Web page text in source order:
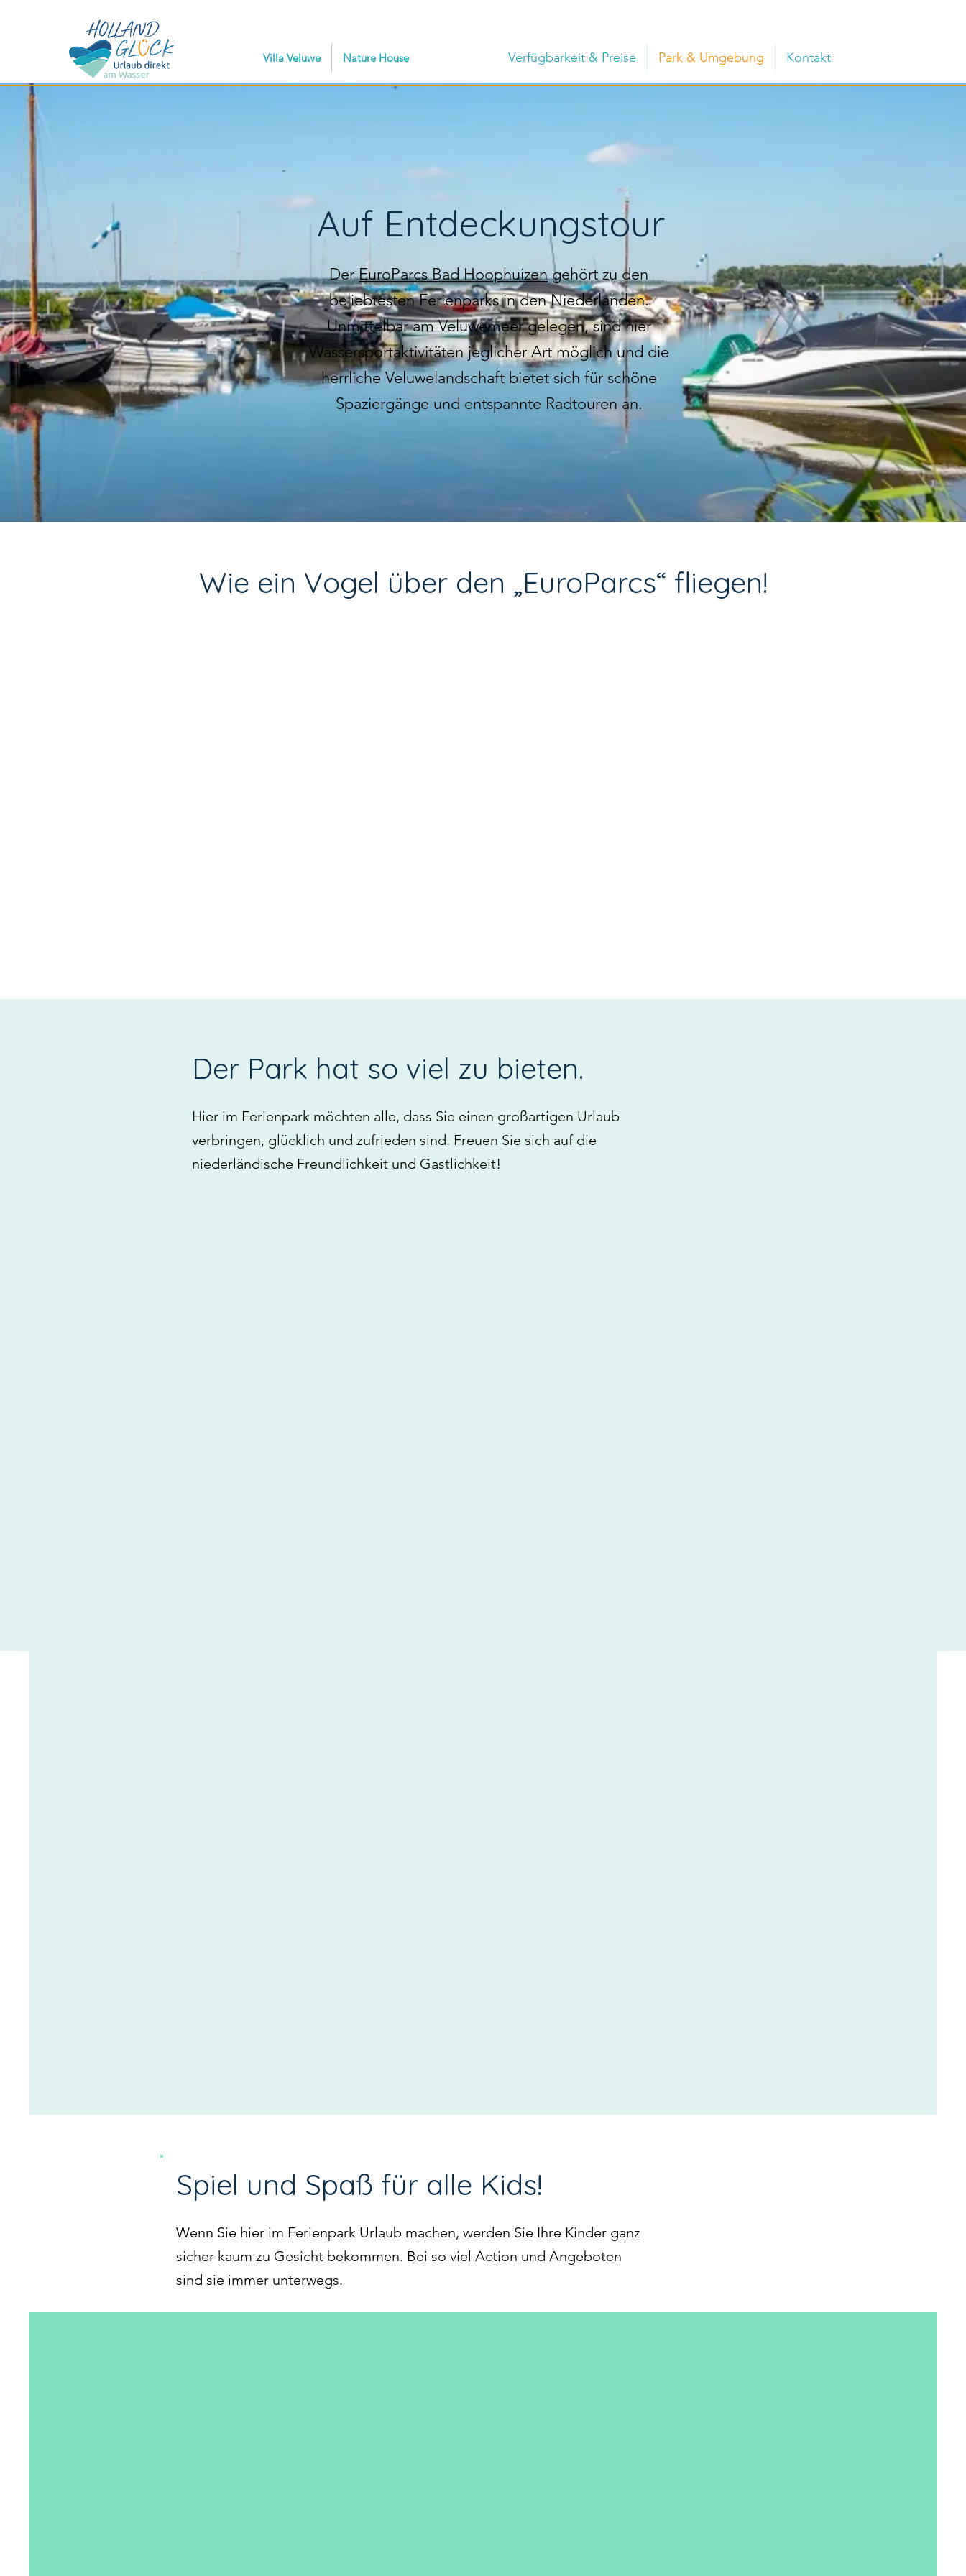
Villa Veluwe Nature House Verfügbarkeit & Preise Park & Umgebung Kontakt
Auf Entdeckungstour
DerEuroParcs Bad Hoophuizengehört zu den
beliebtesten Ferienparks in den Niederlanden.
Unmittelbar am Veluwemeer gelegen, sind hier
Wassersportaktivitäten jeglicher Art möglich und die
herrliche Veluwelandschaft bietet sich für schöne
Spaziergänge und entspannte Radtouren an.
Wie ein Vogel über den „EuroParcs“ fliegen!
Der Park hat so viel zu bieten.
Hier im Ferienpark möchten alle, dass Sie einen großartigen Urlaub
verbringen, glücklich und zufrieden sind. Freuen Sie sich auf die
niederländische Freundlichkeit und Gastlichkeit!
Spiel und Spaß für alle Kids!
Wenn Sie hier im Ferienpark Urlaub machen, werden Sie Ihre Kinder ganz
sicher kaum zu Gesicht bekommen. Bei so viel Action und Angeboten
sind sie immer unterwegs.